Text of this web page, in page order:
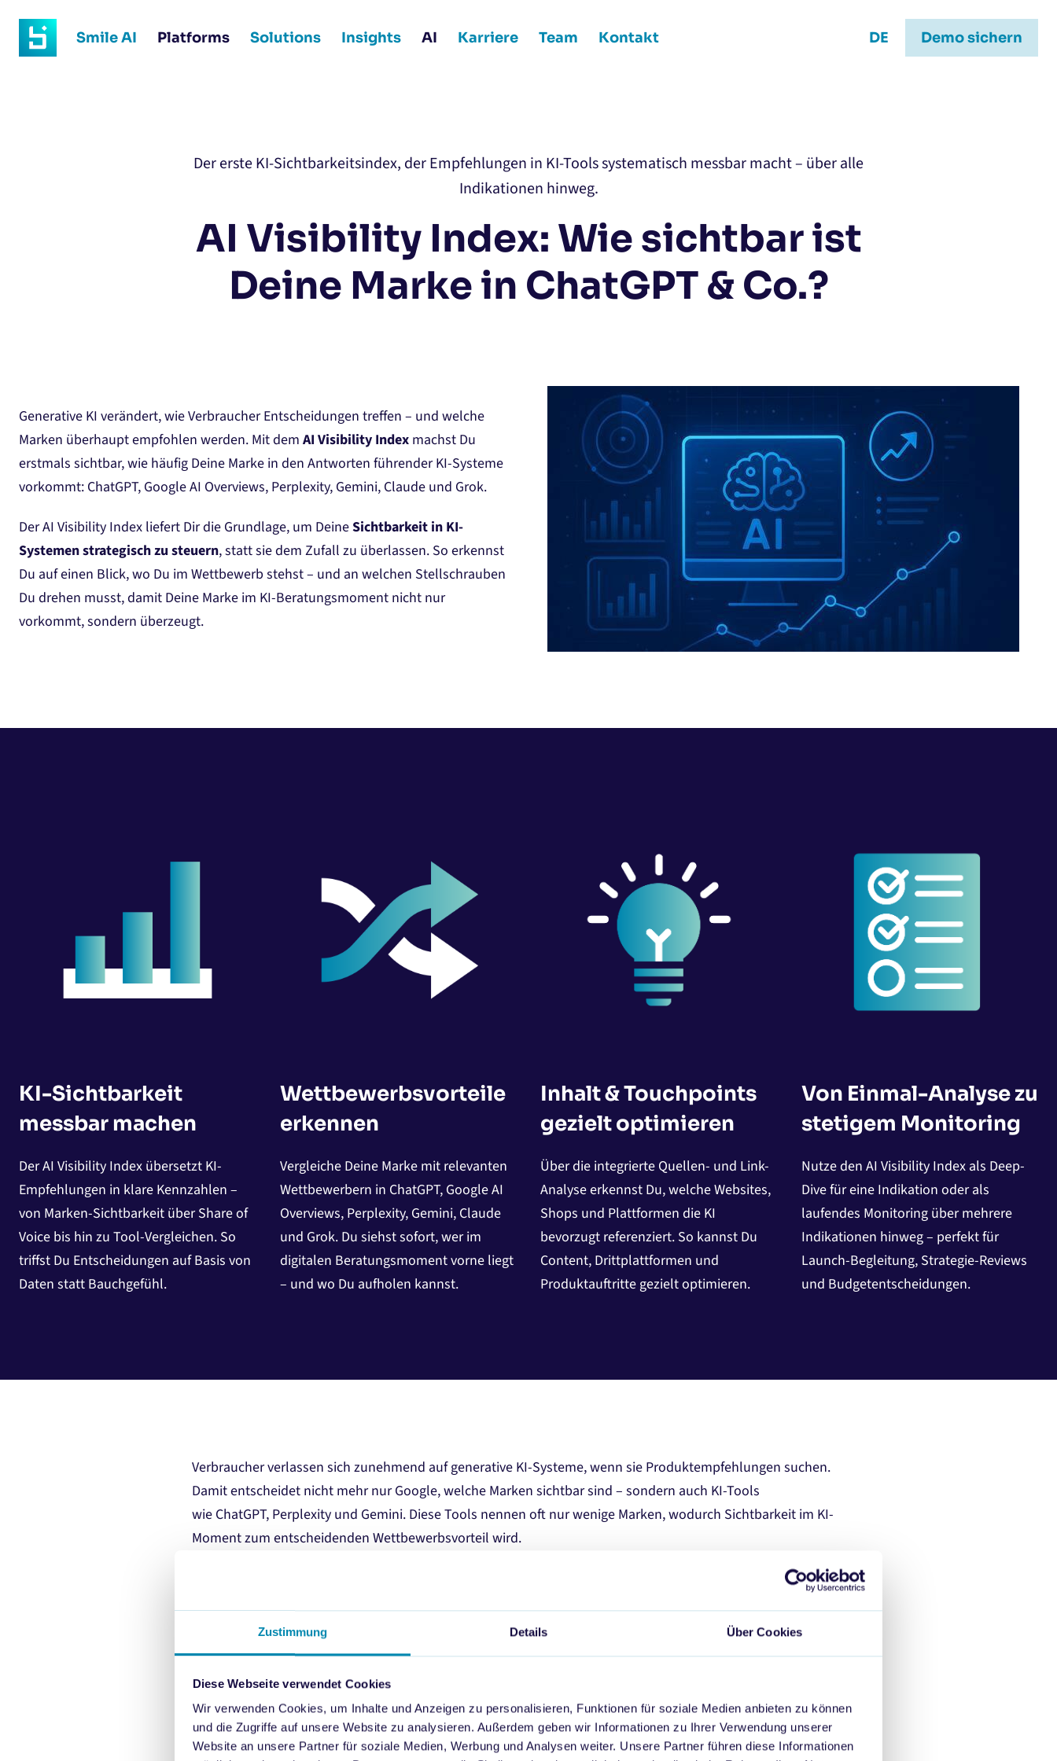
Zustimmung Details Über Cookies
Diese Webseite verwendet Cookies
Wir verwenden Cookies, um Inhalte und Anzeigen zu personalisieren, Funktionen für soziale Medien anbieten zu können
und die Zugriffe auf unsere Website zu analysieren. Außerdem geben wir Informationen zu Ihrer Verwendung unserer
Website an unsere Partner für soziale Medien, Werbung und Analysen weiter. Unsere Partner führen diese Informationen
Smile AI Platforms Solutions Insights AI Karriere Team Kontakt DE Demo sichern
Der erste KI-Sichtbarkeitsindex, der Empfehlungen in KI-Tools systematisch messbar macht – über alle
Indikationen hinweg.
AI Visibility Index: Wie sichtbar ist
Deine Marke in ChatGPT & Co.?
Generative KI verändert, wie Verbraucher Entscheidungen treffen – und welche
Marken überhaupt empfohlen werden. Mit dem AI Visibility Index machst Du
erstmals sichtbar, wie häufig Deine Marke in den Antworten führender KI-Systeme
vorkommt: ChatGPT, Google AI Overviews, Perplexity, Gemini, Claude und Grok.
Der AI Visibility Index liefert Dir die Grundlage, um DeineSichtbarkeit in KI-
Systemen strategisch zu steuern, statt sie dem Zufall zu überlassen. So erkennst
Du auf einen Blick, wo Du im Wettbewerb stehst – und an welchen Stellschrauben
Du drehen musst, damit Deine Marke im KI-Beratungsmoment nicht nur
vorkommt, sondern überzeugt.
KI-Sichtbarkeit
messbar machen
Der AI Visibility Index übersetzt KI-
Empfehlungen in klare Kennzahlen –
von Marken-Sichtbarkeit über Share of
Voice bis hin zu Tool-Vergleichen. So
triffst Du Entscheidungen auf Basis von
Daten statt Bauchgefühl.
Wettbewerbsvorteile
erkennen
Vergleiche Deine Marke mit relevanten
Wettbewerbern in ChatGPT, Google AI
Overviews, Perplexity, Gemini, Claude
und Grok. Du siehst sofort, wer im
digitalen Beratungsmoment vorne liegt
– und wo Du aufholen kannst.
Inhalt & Touchpoints
gezielt optimieren
Über die integrierte Quellen- und Link-
Analyse erkennst Du, welche Websites,
Shops und Plattformen die KI
bevorzugt referenziert. So kannst Du
Content, Drittplattformen und
Produktauftritte gezielt optimieren.
Von Einmal-Analyse zu
stetigem Monitoring
Nutze den AI Visibility Index als Deep-
Dive für eine Indikation oder als
laufendes Monitoring über mehrere
Indikationen hinweg – perfekt für
Launch-Begleitung, Strategie-Reviews
und Budgetentscheidungen.
Verbraucher verlassen sich zunehmend auf generative KI-Systeme, wenn sie Produktempfehlungen suchen.
Damit entscheidet nicht mehr nur Google, welche Marken sichtbar sind – sondern auch KI-Tools
wie ChatGPT, Perplexity und Gemini. Diese Tools nennen oft nur wenige Marken, wodurch Sichtbarkeit im KI-
Moment zum entscheidenden Wettbewerbsvorteil wird.
basiert auf einer strukturierten Testmethodik mit aktuell 120 Topics und je 100 Prompts,
spezifische Anwendungsszenarien. Jede KI-Antwort wird analysiert: Welche Marken werden erwähnt? Welche
Produkte empfohlen? Welche Quellen zitiert? Welche Shops verlinkt?
Aus diesen Daten entsteht ein Vergleich über alle Tools hinweg – klar, verständlich und in KPIs übersetzt.
Ergänzend erhältst Du ScreenshotssowieProduktlinks, um Fundstellen nachvollziehbar zu dokumentieren.
Unser Index hilft Dir zu verstehen, wo Deine Marke im KI-Ökosystem steht, welche Potenziale ungenutzt bleiben